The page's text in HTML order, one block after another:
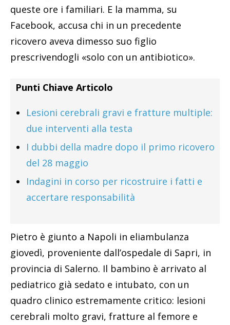
queste ore i familiari. E la mamma, su
Facebook, accusa chi in un precedente
ricovero aveva dimesso suo figlio
prescrivendogli «solo con un antibiotico».
Punti Chiave Articolo
Lesioni cerebrali gravi e fratture multiple:
due interventi alla testa
I dubbi della madre dopo il primo ricovero
del 28 maggio
Indagini in corso per ricostruire i fatti e
accertare responsabilità
Pietro è giunto a Napoli in eliambulanza
giovedì, proveniente dall’ospedale di Sapri, in
provincia di Salerno. Il bambino è arrivato al
pediatrico già sedato e intubato, con un
quadro clinico estremamente critico: lesioni
cerebrali molto gravi, fratture al femore e